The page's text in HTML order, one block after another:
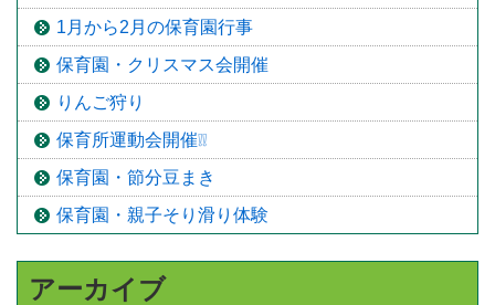
1月から2月の保育園行事
保育園・クリスマス会開催
りんご狩り
保育所運動会開催❕❕
保育園・節分豆まき
保育園・親子そり滑り体験
アーカイブ